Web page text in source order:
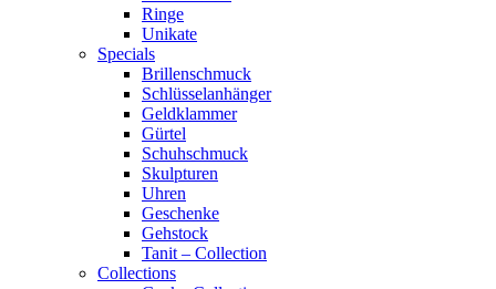
Ringe
Unikate
Specials
Brillenschmuck
Schlüsselanhänger
Geldklammer
Gürtel
Schuhschmuck
Skulpturen
Uhren
Geschenke
Gehstock
Tanit – Collection
Collections